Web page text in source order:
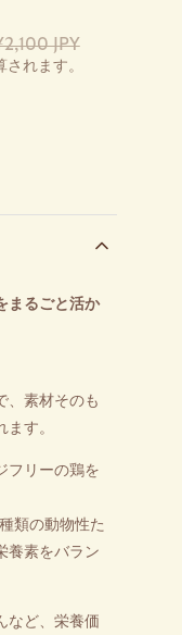
パップタブ (小)
JPY
れます。
まるごと活か
、素材そのも
す。
フリーの鶏を
類の動物性た
養素をバラン
など、栄養価